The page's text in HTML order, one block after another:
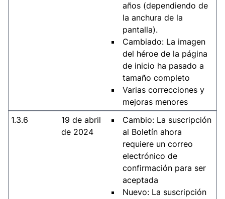
años (dependiendo de
la anchura de la
pantalla).
Cambiado: La imagen
del héroe de la página
de inicio ha pasado a
tamaño completo
Varias correcciones y
mejoras menores
1.3.6
19 de abril
de 2024
Cambio: La suscripción
al Boletín ahora
requiere un correo
electrónico de
confirmación para ser
aceptada
Nuevo: La suscripción